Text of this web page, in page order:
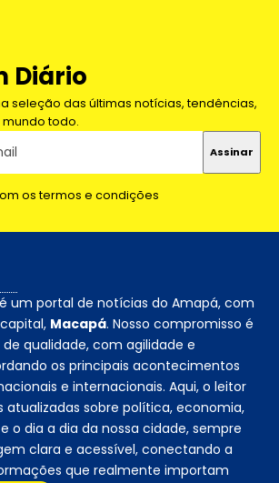
Diário
seleção das últimas notícias, tendências,
todo.
os termos e condições
é um portal de notícias do Amapá, com
Macapá. Nosso compromisso é
qualidade, com agilidade e
os principais acontecimentos
e internacionais. Aqui, o leitor
sobre política, economia,
o dia a dia da nossa cidade, sempre
clara e acessível, conectando a
que realmente importam